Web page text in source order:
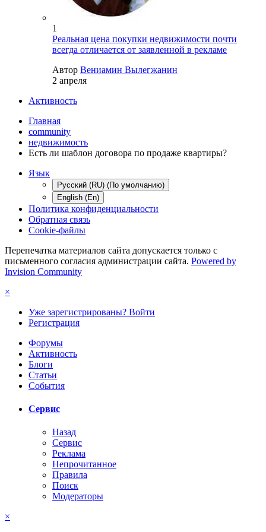
1
Реальная цена покупки недвижимости почти
всегда отличается от заявленной в рекламе
Автор Вениамин Вылегжанин
2 апреля
Активность
Главная
community
недвижимость
Есть ли шаблон договора по продаже квартиры?
Язык
Русский (RU) (По умолчанию)
English (En)
Политика конфиденциальности
Обратная связь
Cookie-файлы
Перепечатка материалов сайта допускается только с
письменного согласия администрации сайта. Powered by
Invision Community
×
Уже зарегистрированы? Войти
Регистрация
Форумы
Активность
Блоги
Статьи
События
Сервис
Назад
Сервис
Реклама
Непрочитанное
Правила
Поиск
Модераторы
×